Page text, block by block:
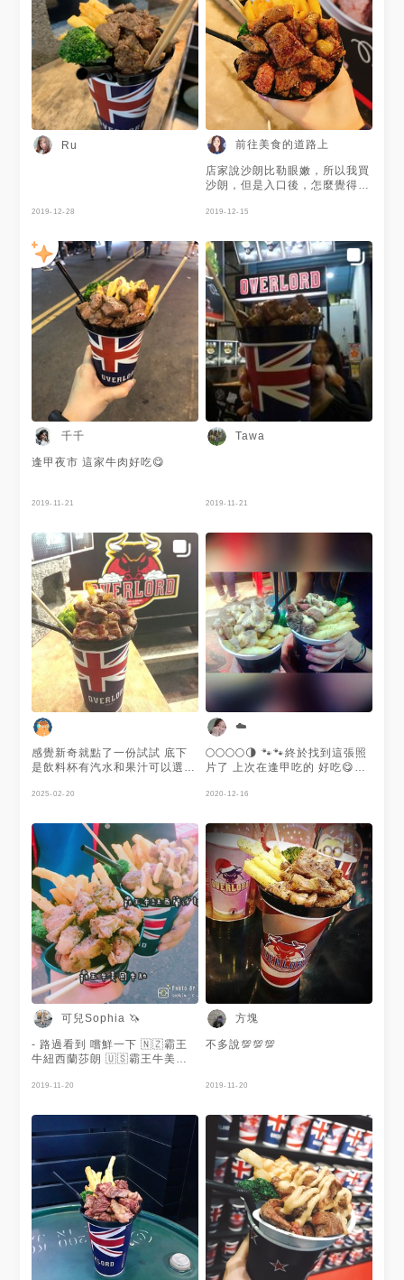
Ru
2019-12-28
前往美食的道路上
店家說沙朗比勒眼嫩，所以我買
沙朗，但是入口後，怎麼覺得他
酷
2019-12-15
千千
逢甲夜市 這家牛肉好吃😋
2019-11-21
Tawa
2019-11-21
感覺新奇就點了一份試試 底下
是飲料杯有汽水和果汁可以選擇
的蓋子 一隻手就可以拿很方便
一點點椒鹽就很好吃 配上現炸
的薯條 新奇又有趣
2025-02-20
☁️
🌕🌕🌕🌕🌗 🐾🐾終於找到這張照
片了 上次在逢甲吃的 好吃😋😋
#逢甲夜市 #牛排杯 #歇業 #66
2020-12-16
可兒Sophia 🦄
- 路過看到 嚐鮮一下 🇳🇿霸王
牛紐西蘭莎朗 🇺🇸霸王牛美國
吃，肉比較有嚼勁🐂 / 🔖
時間17:00-00:30 📍台中市西
屯區文華路10-10號
#popyummy #台中美食 #食記
#逢甲美食 #食べ物
2019-11-20
方塊
不多說💯💯💯
2019-11-20